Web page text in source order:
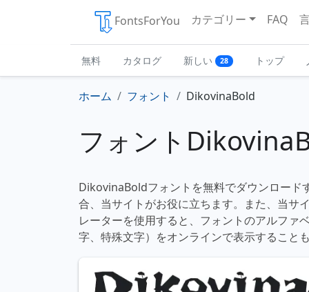
FontsForYou カテゴリー FAQ
無料 カタログ 新しい 28 トップ
ホーム フォント DikovinaBold
フォント
DikovinaBoldフォントを無料でダウンロード
合、当サイトがお役に立ちます。また、当サ
レーターを使用すると、フォントのアルファ
字、特殊文字）をオンラインで表示すること